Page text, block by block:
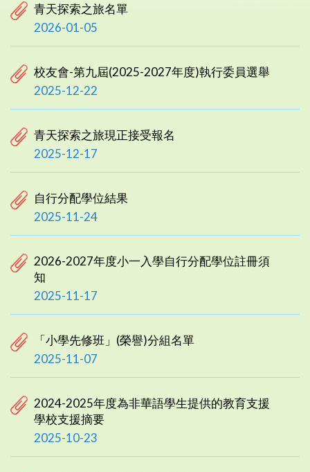
青天探索之旅名單
2026-01-05
校友會-第九屆(2025-2027年度)執行委員選舉
2025-12-22
青天探索之旅現正接受報名
2025-12-17
自行分配學位結果
2025-11-24
2026-2027年度小一入學自行分配學位註冊須
知
2025-11-17
「小學先修班」(榮譽)分組名單
2025-11-07
2024-2025年度為非華語學生提供的教育支援
學校支援摘要
2025-10-23